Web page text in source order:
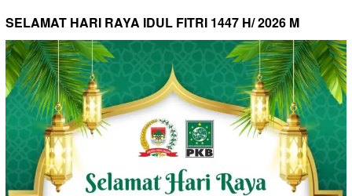
SELAMAT HARI RAYA IDUL FITRI 1447 H/ 2026 M